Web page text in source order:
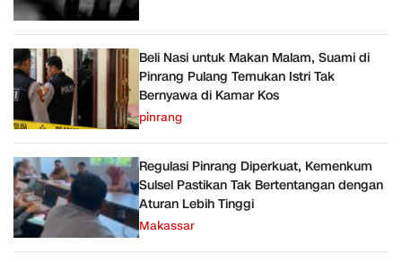
Beli Nasi untuk Makan Malam, Suami di
Pinrang Pulang Temukan Istri Tak
Bernyawa di Kamar Kos
pinrang
Regulasi Pinrang Diperkuat, Kemenkum
Sulsel Pastikan Tak Bertentangan dengan
Aturan Lebih Tinggi
Makassar